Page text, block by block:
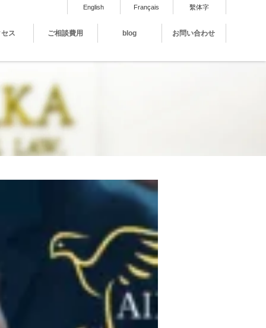
English Français 繫体字
ス ご相談費用 blog お問い合わせ